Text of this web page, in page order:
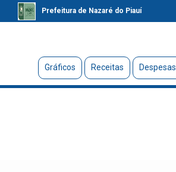
Prefeitura de Nazaré do Piauí
Gráficos Receitas Despesas